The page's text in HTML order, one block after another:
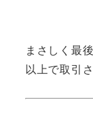
まさしく最
以上で取引